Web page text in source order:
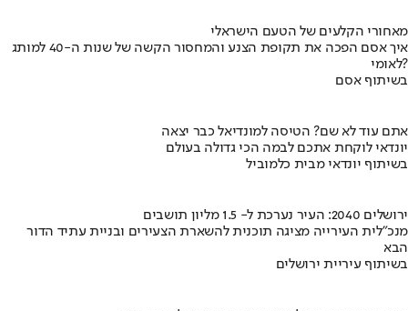
מאחורי הקלעים של הטעם הישראלי
איך אסם הפכה את תקופת הצנע והמחסור הקשה של שנות ה-40 למותג
לאומי?
בשיתוף אסם
אתם עוד לא שם? הטיסה למונדיאל כבר יצאה
יונדאי לוקחת אתכם לבמה הכי גדולה בעולם
בשיתוף יונדאי מבית כלמוביל
ירושלים 2040: העיר נערכת ל- 1.5 מליון תושבים
מנכ"לית העירייה מציגה תוכנית להשארת הצעירים ובניית עתיד הדור
הבא
בשיתוף עיריית ירושלים